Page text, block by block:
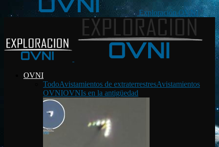
Exploración OVNI
OVNI
TodoAvistamientos de extraterrestresAvistamientos
OVNIOVNIs en la antigüedad